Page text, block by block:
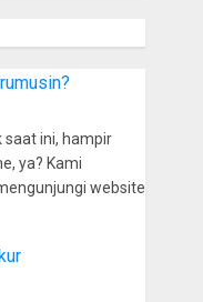
ini, hampir
ya? Kami
website